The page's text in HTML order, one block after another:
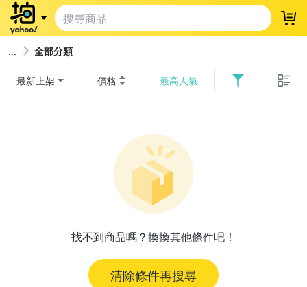
登
全部分類
最新上架 價格 最高人氣
找不到商品嗎？換換其他條件吧！
清除條件再搜尋